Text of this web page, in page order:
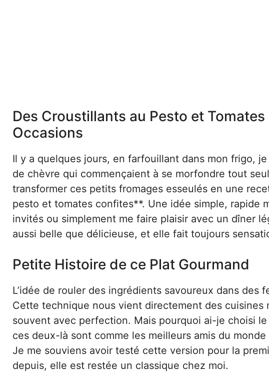
Des Croustillants au Pesto et
Occasions
Il y a quelques jours, en farfouillant dans mon frigo,
de chèvre qui commençaient à se morfondre tout
transformer ces petits fromages esseulés en une
pesto et tomates confites**. Une idée simple, rapide
invités ou simplement me faire plaisir avec un dîner
aussi belle que délicieuse, et elle fait toujours
Petite Histoire de ce Plat Gourmand
L’idée de rouler des ingrédients savoureux dans des
Cette technique nous vient directement des cuisines
souvent avec perfection. Mais pourquoi ai-je choisi
ces deux-là sont comme les meilleurs amis du
Je me souviens avoir testé cette version pour la
depuis, elle est restée un classique chez moi.